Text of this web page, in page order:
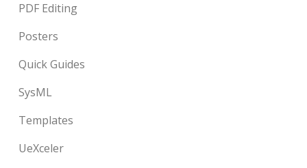
PDF Editing
Posters
Quick Guides
SysML
Templates
UeXceler